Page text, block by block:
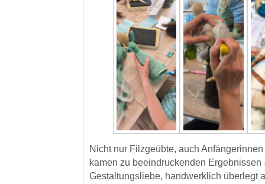
Nicht nur Filzgeübte, auch
kamen zu beeindruckenden Ergebnissen
Gestaltungsliebe, handwerklich überlegt